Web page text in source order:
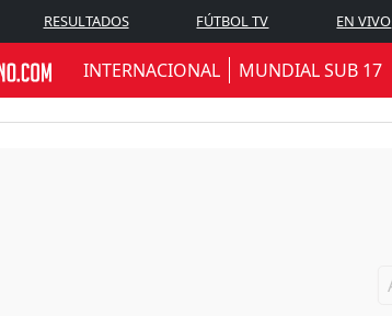
RESULTADOS FÚTBOL TV EN VIVO
INTERNACIONAL MUNDIAL SUB 17